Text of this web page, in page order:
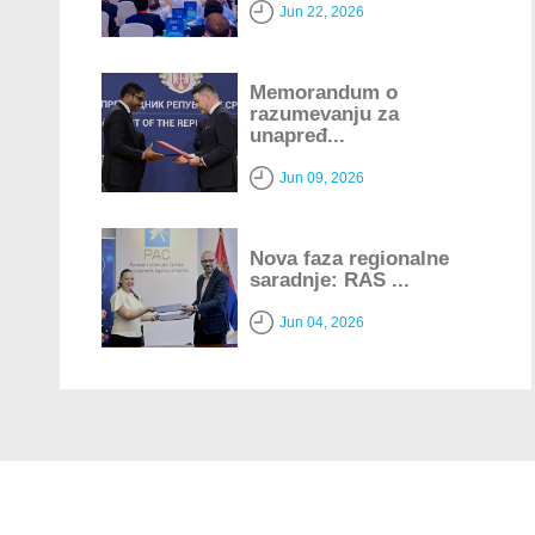
Jun 22, 2026
Memorandum o
razumevanju za
unapređ...
Jun 09, 2026
Nova faza regionalne
saradnje: RAS ...
Jun 04, 2026